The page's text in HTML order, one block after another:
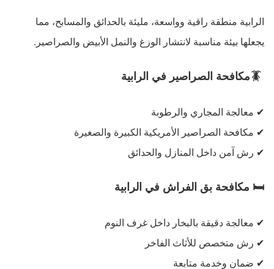
الرابية منطقة راقية وواسعة، مليئة بالحدائق والمسابح، مما
يجعلها بيئة مناسبة لانتشار الوزغ والنمل الأبيض والصراصير .
🪳مكافحة الصراصير في الرابية
✔ معالجة المجاري والرطوبة
✔ مكافحة الصراصير الأمريكية الكبيرة والصغيرة
✔ رش آمن داخل المنازل والحدائق
🛏 مكافحة بق الفراش في الرابية
✔ معالجة دقيقة بالبخار داخل غرف النوم
✔ رش متخصص للأثاث الفاخر
✔ ضمان وخدمة متابعة